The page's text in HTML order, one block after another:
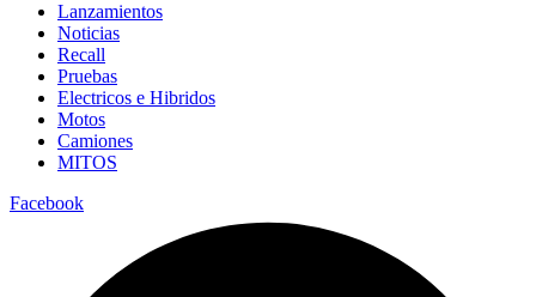
Lanzamientos
Noticias
Recall
Pruebas
Electricos e Hibridos
Motos
Camiones
MITOS
Facebook